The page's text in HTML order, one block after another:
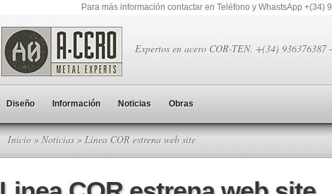
Para más información contactar en Teléfono y WhastsApp
Expertos en acero COR-TEN. +(34) 936376387
Diseño Información Noticias Obras
Inicio » Noticias» Linea COR estrena web site